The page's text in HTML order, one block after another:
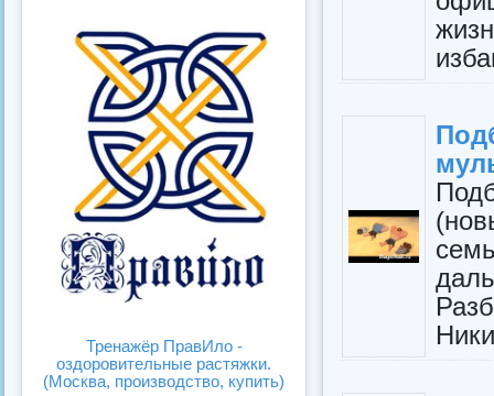
Тренажёр ПравИло -
оздоровительные растяжки.
(Москва, производство, купить)